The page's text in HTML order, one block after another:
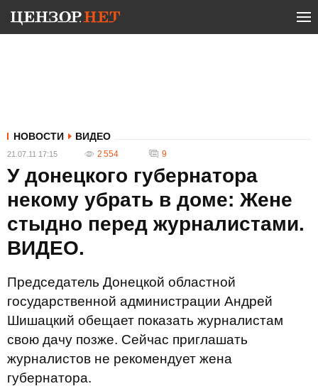
НОВОСТИ ВИДЕО
21.07.11 17:15 2 554 9
У донецкого губернатора
некому убрать в доме: Жене
стыдно перед журналистами.
ВИДЕО.
Председатель Донецкой областной
государственной администрации Андрей
Шишацкий обещает показать журналистам
свою дачу позже. Сейчас приглашать
журналистов не рекомендует жена
губернатора.